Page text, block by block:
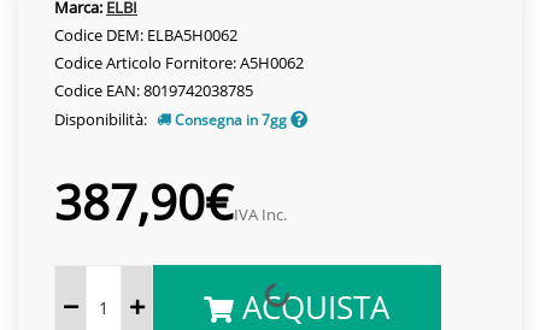
Marca: ELBI
Codice DEM: ELBA5H0062
Codice Articolo Fornitore: A5H0062
Codice EAN: 8019742038785
Disponibilità:
Consegna in 7gg
387,90€IVA Inc.
ACQUISTA